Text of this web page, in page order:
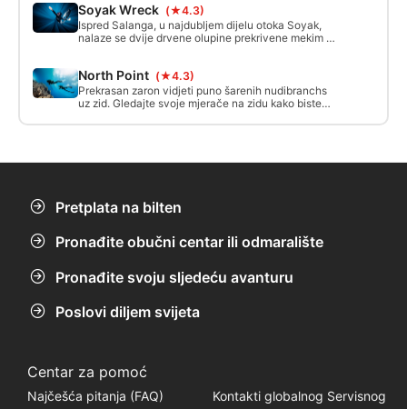
spojen na jednom malom području.
Soyak Wreck (★4.3)
Ispred Salanga, u najdubljem dijelu otoka Soyak,
nalaze se dvije drvene olupine prekrivene mekim i
North Point (★4.3)
Prekrasan zaron vidjeti puno šarenih nudibranchs
uz zid. Gledajte svoje mjerače na zidu kako biste
struja može biti prilično jaka tijekom plime.
Pretplata na bilten
Pronađite obučni centar ili odmaralište
Pronađite svoju sljedeću avanturu
Poslovi diljem svijeta
Centar za pomoć
Najčešća pitanja (FAQ)
Kontakti globalnog Servisnog